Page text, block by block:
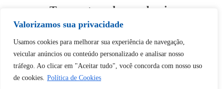
Valorizamos sua privacidade
Usamos cookies para melhorar sua experiência de navegação,
veicular anúncios ou conteúdo personalizado e analisar nosso
tráfego. Ao clicar em "Aceitar tudo", você concorda com nosso uso
de cookies. Política de Cookies
Tem certeza de que deseja
desbloquear esta publicação?
Desbloquear esquerda : 0
Sim